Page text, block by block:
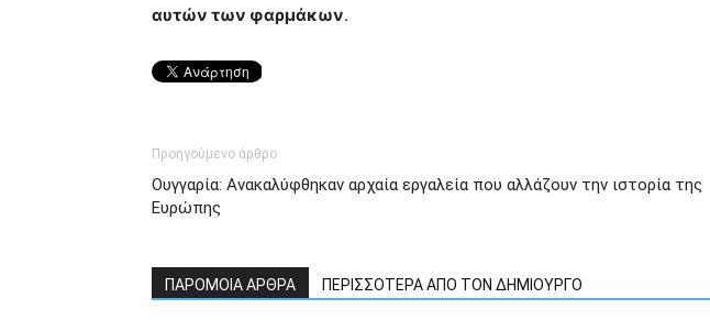
αυτών των φαρμάκων.
Προηγούμενο άρθρο
Ουγγαρία: Ανακαλύφθηκαν αρχαία εργαλεία που αλλάζουν την ιστορία της
Ευρώπης
ΠΑΡΟΜΟΙΑ ΑΡΘΡΑ ΠΕΡΙΣΣΟΤΕΡΑ ΑΠΟ ΤΟΝ ΔΗΜΙΟΥΡΓΟ